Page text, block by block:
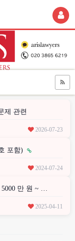
제 관련
2026-07-23
포함)
2024-07-24
만 원 ~ …
2025-04-11